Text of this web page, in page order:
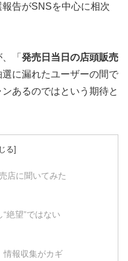
告がSNSを中心に相次
「 発売日当日の店頭販売
に漏れたユーザーの間で
あるのではという期待と
店に聞いてみた
絶望”ではない
報収集がカギ